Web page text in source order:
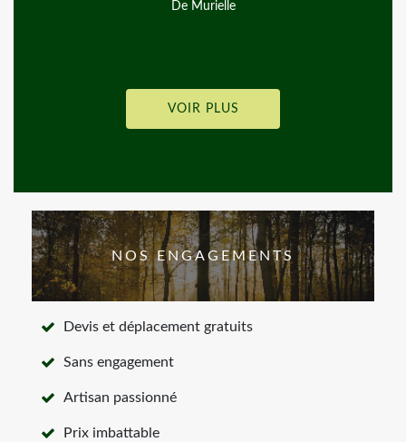
VOIR PLUS
NOS ENGAGEMENTS
Devis et déplacement gratuits
Sans engagement
Artisan passionné
Prix imbattable